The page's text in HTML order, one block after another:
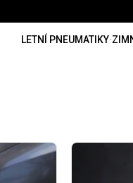
LETNÍ PNEUMATIKY·